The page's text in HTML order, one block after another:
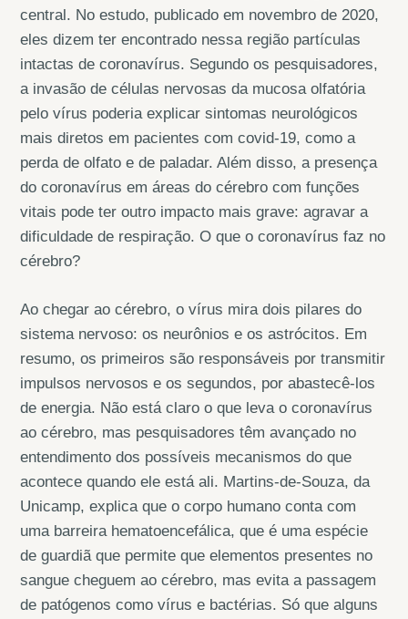
central. No estudo, publicado em novembro de 2020,
eles dizem ter encontrado nessa região partículas
intactas de coronavírus. Segundo os pesquisadores,
a invasão de células nervosas da mucosa olfatória
pelo vírus poderia explicar sintomas neurológicos
mais diretos em pacientes com covid-19, como a
perda de olfato e de paladar. Além disso, a presença
do coronavírus em áreas do cérebro com funções
vitais pode ter outro impacto mais grave: agravar a
dificuldade de respiração. O que o coronavírus faz no
cérebro?
Ao chegar ao cérebro, o vírus mira dois pilares do
sistema nervoso: os neurônios e os astrócitos. Em
resumo, os primeiros são responsáveis por transmitir
impulsos nervosos e os segundos, por abastecê-los
de energia. Não está claro o que leva o coronavírus
ao cérebro, mas pesquisadores têm avançado no
entendimento dos possíveis mecanismos do que
acontece quando ele está ali. Martins-de-Souza, da
Unicamp, explica que o corpo humano conta com
uma barreira hematoencefálica, que é uma espécie
de guardiã que permite que elementos presentes no
sangue cheguem ao cérebro, mas evita a passagem
de patógenos como vírus e bactérias. Só que alguns